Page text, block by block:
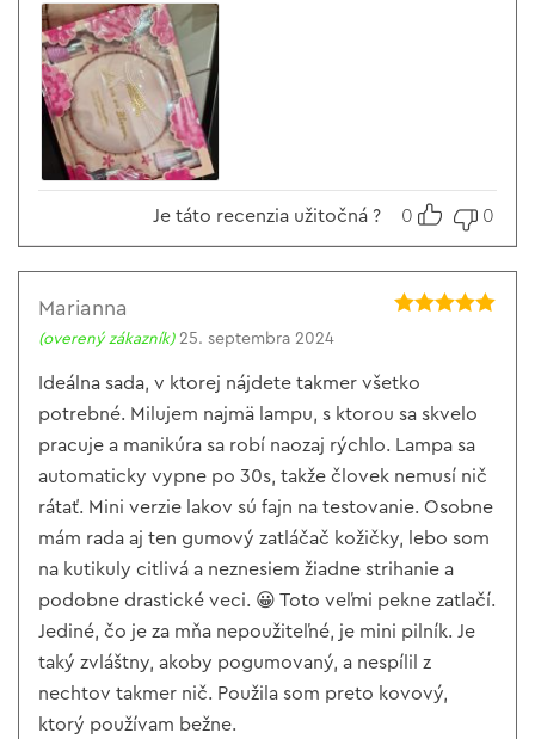
Je táto recenzia užitočná ? 0 0
Marianna
(overený zákazník) 25. septembra 2024
Ideálna sada, v ktorej nájdete takmer všetko
potrebné. Milujem najmä lampu, s ktorou sa skvelo
pracuje a manikúra sa robí naozaj rýchlo. Lampa sa
automaticky vypne po 30s, takže človek nemusí nič
rátať. Mini verzie lakov sú fajn na testovanie. Osobne
mám rada aj ten gumový zatláčač kožičky, lebo som
na kutikuly citlivá a neznesiem žiadne strihanie a
podobne drastické veci. 😀 Toto veľmi pekne zatlačí.
Jediné, čo je za mňa nepoužiteľné, je mini pilník. Je
taký zvláštny, akoby pogumovaný, a nespílil z
nechtov takmer nič. Použila som preto kovový,
ktorý používam bežne.